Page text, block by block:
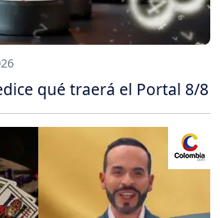
qué traerá el Portal 8/8